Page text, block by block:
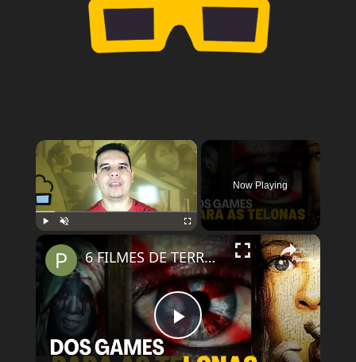
×
Now Playing
×
Play
6 FILMES DE TERROR BASEADOS EM GAMES